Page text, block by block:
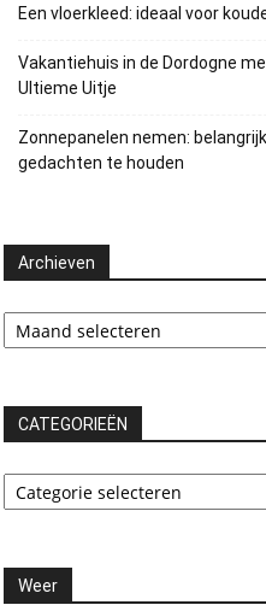
Een vloerkleed: ideaal voor
Vakantiehuis in de Dordogne
Ultieme Uitje
Zonnepanelen nemen:
gedachten te houden
Archieven
Archieven
CATEGORIEËN
CATEGORIEËN
Weer